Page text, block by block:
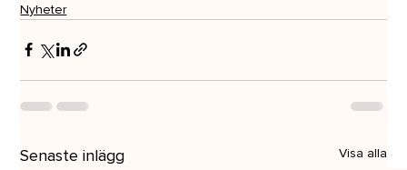
Nyheter
Senaste inlägg Visa alla